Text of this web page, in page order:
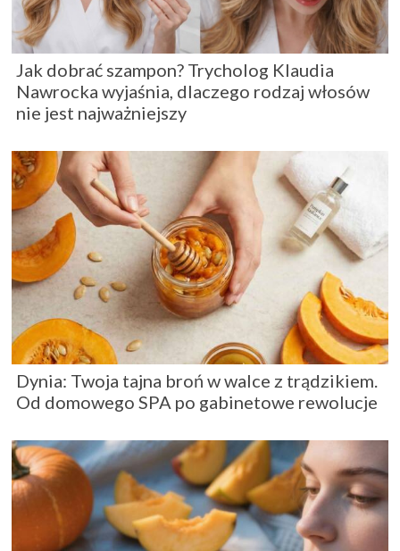
Jak dobrać szampon? Trycholog Klaudia
Nawrocka wyjaśnia, dlaczego rodzaj włosów
nie jest najważniejszy
Dynia: Twoja tajna broń w walce z trądzikiem.
Od domowego SPA po gabinetowe rewolucje